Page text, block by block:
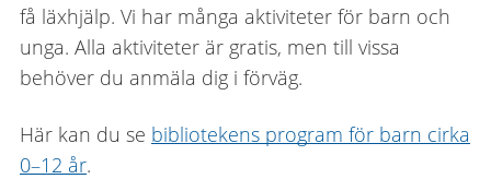
få läxhjälp. Vi har många aktiviteter för barn och
unga. Alla aktiviteter är gratis, men till vissa
behöver du anmäla dig i förväg.
Här kan du se bibliotekens program för barn cirka
0–12 år.